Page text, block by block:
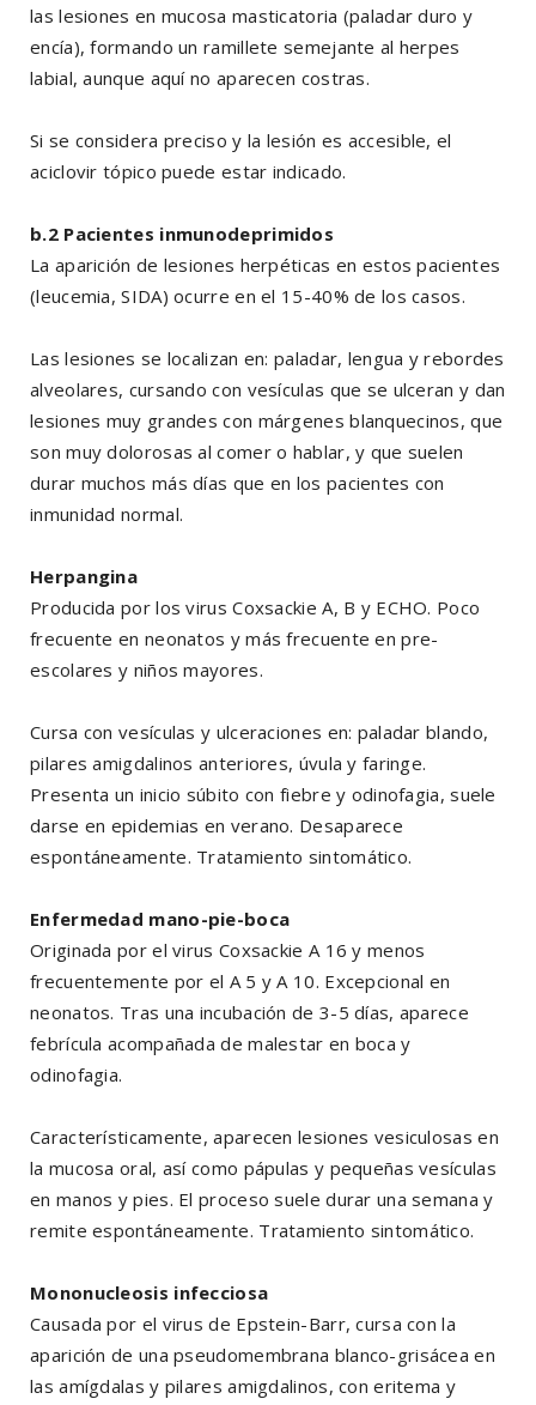
las lesiones en mucosa masticatoria (paladar duro y
encía), formando un ramillete semejante al herpes
labial, aunque aquí no aparecen costras.
Si se considera preciso y la lesión es accesible, el
aciclovir tópico puede estar indicado.
b.2 Pacientes inmunodeprimidos
La aparición de lesiones herpéticas en estos pacientes
(leucemia, SIDA) ocurre en el 15-40% de los casos.
Las lesiones se localizan en: paladar, lengua y rebordes
alveolares, cursando con vesículas que se ulceran y dan
lesiones muy grandes con márgenes blanquecinos, que
son muy dolorosas al comer o hablar, y que suelen
durar muchos más días que en los pacientes con
inmunidad normal.
Herpangina
Producida por los virus Coxsackie A, B y ECHO. Poco
frecuente en neonatos y más frecuente en pre-
escolares y niños mayores.
Cursa con vesículas y ulceraciones en: paladar blando,
pilares amigdalinos anteriores, úvula y faringe.
Presenta un inicio súbito con fiebre y odinofagia, suele
darse en epidemias en verano. Desaparece
espontáneamente. Tratamiento sintomático.
Enfermedad mano-pie-boca
Originada por el virus Coxsackie A 16 y menos
frecuentemente por el A 5 y A 10. Excepcional en
neonatos. Tras una incubación de 3-5 días, aparece
febrícula acompañada de malestar en boca y
odinofagia.
Característicamente, aparecen lesiones vesiculosas en
la mucosa oral, así como pápulas y pequeñas vesículas
en manos y pies. El proceso suele durar una semana y
remite espontáneamente. Tratamiento sintomático.
Mononucleosis infecciosa
Causada por el virus de Epstein-Barr, cursa con la
aparición de una pseudomembrana blanco-grisácea en
las amígdalas y pilares amigdalinos, con eritema y